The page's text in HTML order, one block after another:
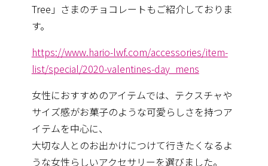
Tree」さまのチョコレートもご紹介しておりま
す。
https://www.hario-lwf.com/accessories/item-
list/special/2020-valentines-day_mens
女性におすすめのアイテムでは、テクスチャや
サイズ感がお菓子のような可愛らしさを持つア
イテムを中心に、
大切な人とのお出かけにつけて行きたくなるよ
うな女性らしいアクセサリーを選びました。